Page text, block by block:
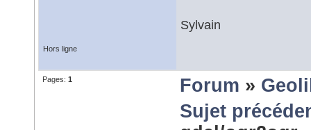
Sylvain
Hors ligne
Pages: 1 Forum »
Sujet